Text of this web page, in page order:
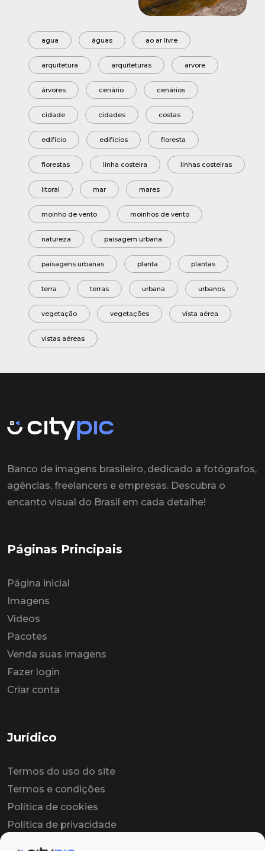
agua águas ao ar livre
arquitetura arquiteturas arvore
árvores cenário cenários
cidade cidades costas
edifício edifícios floresta
florestas linha costeira linhas costeiras
litoral mar mares
moinho de vento moinhos de vento
natureza paisagem urbana
paisagens urbanas planta plantas
terra terras urbana urbanos
vegetação vegetações vista aérea
vistas aéreas
Banco de imagens brasileiro, dedicado a fotógrafos,
agências, freelancers e empresas. Descubra o
encanto visual do Brasil em cada detalhe!
Páginas Principais
Página inicial
Imagens
Vídeos
Pacotes
Venda suas imagens
Fazer login
Criar conta
Jurídico
Termos do uso do site
Termos e condições
Política de cookies
Política de privacidade